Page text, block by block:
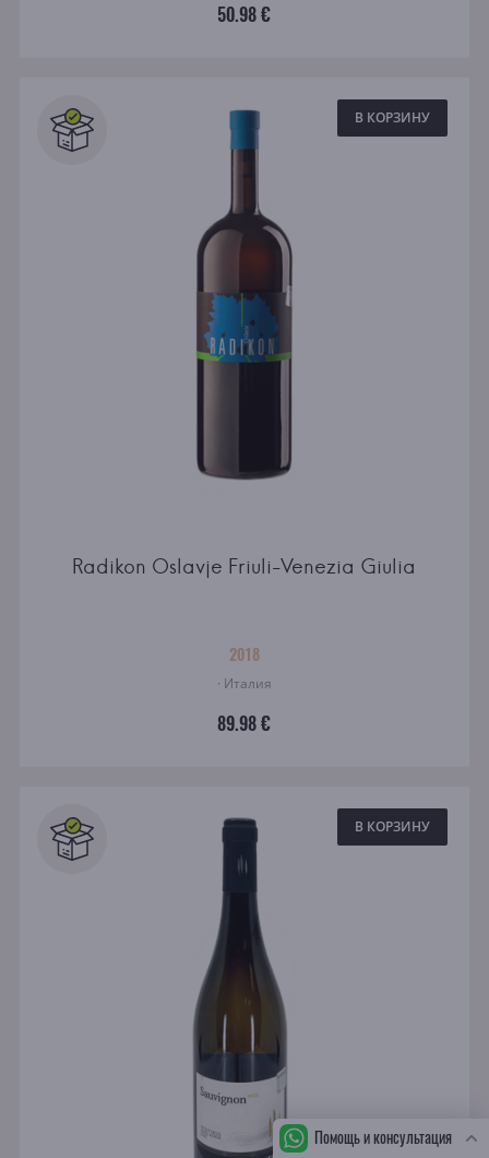
Помощь и консультация
50.98 €
В КОРЗИНУ
Radikon Oslavje Friuli-Venezia Giulia
2018
· Италия
89.98 €
В КОРЗИНУ